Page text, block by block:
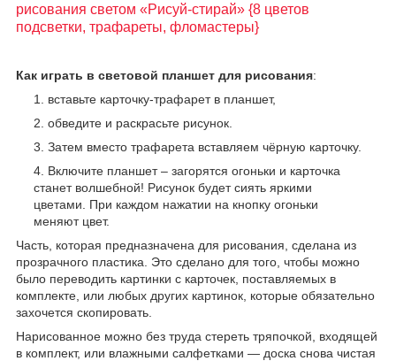
рисования светом «Рисуй-стирай» {8 цветов
подсветки, трафареты, фломастеры}
Как играть в световой планшет для рисования:
вставьте карточку-трафарет в планшет,
обведите и раскрасьте рисунок.
Затем вместо трафарета вставляем чёрную карточку.
Включите планшет – загорятся огоньки и карточка
станет волшебной! Рисунок будет сиять яркими
цветами. При каждом нажатии на кнопку огоньки
меняют цвет.
Часть, которая предназначена для рисования, сделана из
прозрачного пластика. Это сделано для того, чтобы можно
было переводить картинки с карточек, поставляемых в
комплекте, или любых других картинок, которые обязательно
захочется скопировать.
Нарисованное можно без труда стереть тряпочкой, входящей
в комплект, или влажными салфетками — доска снова чистая